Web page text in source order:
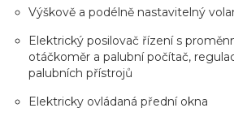
Výškově a podélně nastavitelný
Elektrický posilovač řízení s
otáčkoměr a palubní počítač,
palubních přístrojů
Elektricky ovládaná přední okna